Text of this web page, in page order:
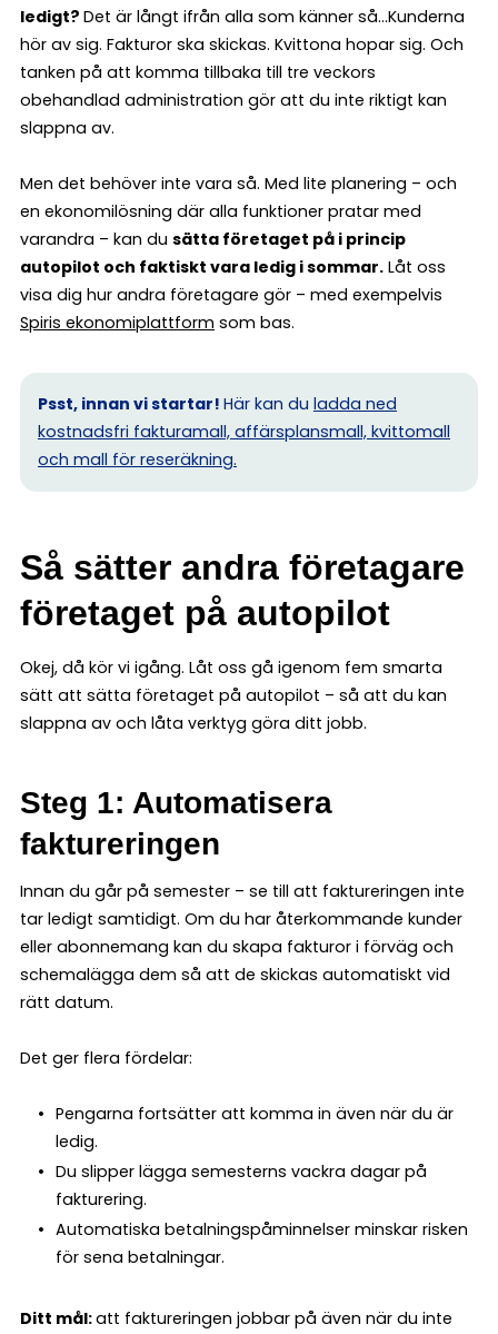
ledigt? Det är långt ifrån alla som känner så…Kunderna
hör av sig. Fakturor ska skickas. Kvittona hopar sig. Och
tanken på att komma tillbaka till tre veckors
obehandlad administration gör att du inte riktigt kan
slappna av.
Men det behöver inte vara så. Med lite planering – och
en ekonomilösning där alla funktioner pratar med
varandra – kan du sätta företaget på i princip
autopilot och faktiskt vara ledig i sommar. Låt oss
visa dig hur andra företagare gör – med exempelvis
Spiris ekonomiplattform som bas.
Psst, innan vi startar! Här kan du ladda ned
kostnadsfri fakturamall, affärsplansmall, kvittomall
och mall för reseräkning.
Så sätter andra företagare
företaget på autopilot
Okej, då kör vi igång. Låt oss gå igenom fem smarta
sätt att sätta företaget på autopilot – så att du kan
slappna av och låta verktyg göra ditt jobb.
Steg 1: Automatisera
faktureringen
Innan du går på semester – se till att faktureringen inte
tar ledigt samtidigt. Om du har återkommande kunder
eller abonnemang kan du skapa fakturor i förväg och
schemalägga dem så att de skickas automatiskt vid
rätt datum.
Det ger flera fördelar:
Pengarna fortsätter att komma in även när du är
ledig.
Du slipper lägga semesterns vackra dagar på
fakturering.
Automatiska betalningspåminnelser minskar risken
för sena betalningar.
Ditt mål:att faktureringen jobbar på även när du inte